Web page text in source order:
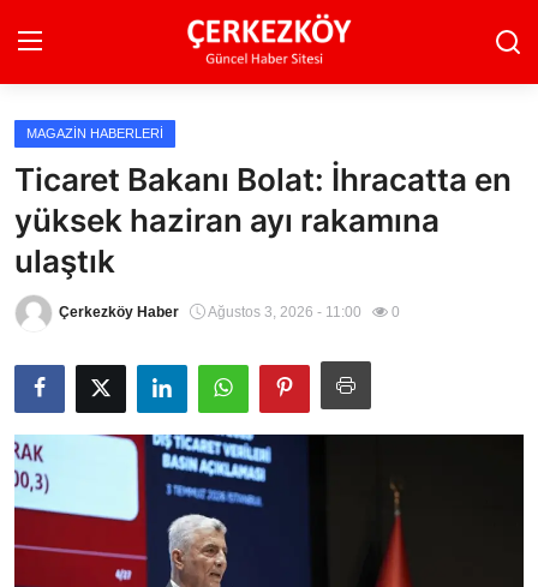
Ana Sayfa
Son Dakika
Ekonomi Haberleri
Magazin Haberleri
Spor Haberleri
Teknoloji Haberleri
Dünya Haberleri
Çerkezköy
MAGAZIN HABERLERI
Ticaret Bakanı Bolat: İhracatta en
yüksek haziran ayı rakamına
ulaştık
Çerkezköy Haber Ağustos 3, 2026 - 11:00 0